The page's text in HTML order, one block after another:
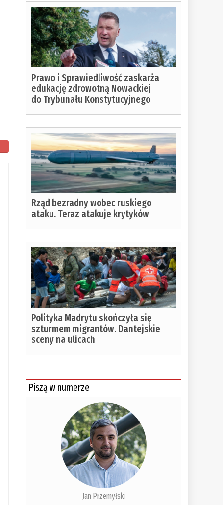
Prawo i Sprawiedliwość zaskarża
edukację zdrowotną Nowackiej
do Trybunału Konstytucyjnego
Rząd bezradny wobec ruskiego
ataku. Teraz atakuje krytyków
Polityka Madrytu skończyła się
szturmem migrantów. Dantejskie
sceny na ulicach
Piszą w numerze
Jan Przemyłski